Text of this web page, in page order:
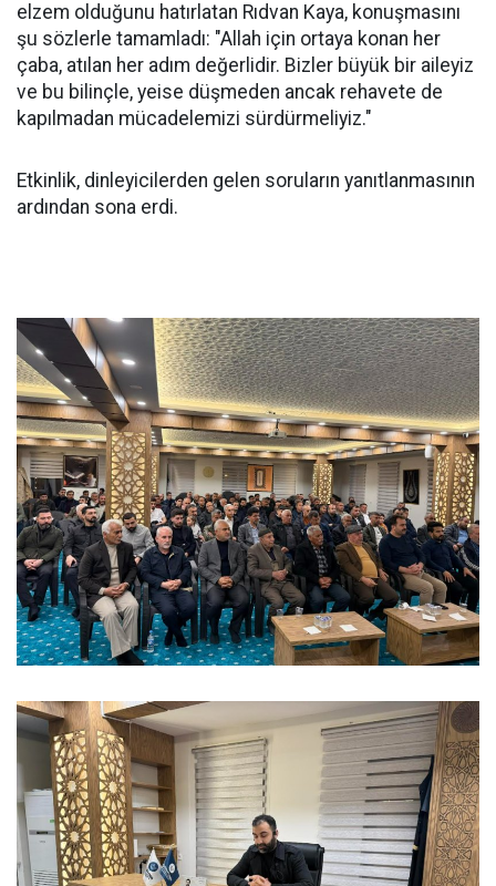
elzem olduğunu hatırlatan Rıdvan Kaya, konuşmasını
şu sözlerle tamamladı: "Allah için ortaya konan her
çaba, atılan her adım değerlidir. Bizler büyük bir aileyiz
ve bu bilinçle, yeise düşmeden ancak rehavete de
kapılmadan mücadelemizi sürdürmeliyiz."
Etkinlik, dinleyicilerden gelen soruların yanıtlanmasının
ardından sona erdi.